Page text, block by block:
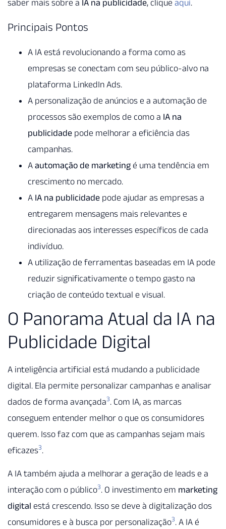
saber mais sobre a IA na publicidade, clique aqui.
Principais Pontos
A IA está revolucionando a forma como as
empresas se conectam com seu público-alvo na
plataforma LinkedIn Ads.
A personalização de anúncios e a automação de
processos são exemplos de como a IA na
publicidade pode melhorar a eficiência das
campanhas.
A automação de marketingé uma tendência em
crescimento no mercado.
A IA na publicidade pode ajudar as empresas a
entregarem mensagens mais relevantes e
direcionadas aos interesses específicos de cada
indivíduo.
A utilização de ferramentas baseadas em IA pode
reduzir significativamente o tempo gasto na
criação de conteúdo textual e visual.
O Panorama Atual da IA na
Publicidade Digital
A inteligência artificial está mudando a publicidade
digital. Ela permite personalizar campanhas e analisar
dados de forma avançada3. Com IA, as marcas
conseguem entender melhor o que os consumidores
querem. Isso faz com que as campanhas sejam mais
eficazes3.
A IA também ajuda a melhorar a geração de leads e a
interação com o público3. O investimento em marketing
digital está crescendo. Isso se deve à digitalização dos
consumidores e à busca por personalização3. A IA é